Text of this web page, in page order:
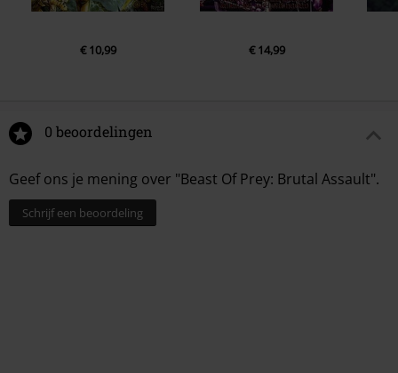
€ 10,99 € 14,99
0 beoordelingen
Geef ons je mening over "Beast Of Prey: Brutal Assault".
Schrijf een beoordeling